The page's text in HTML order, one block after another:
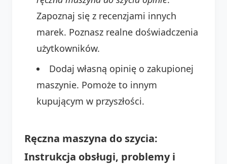
Zapoznaj się z recenzjami innych
marek. Poznasz realne doświadczenia
użytkowników.
Dodaj własną opinię o zakupionej
maszynie. Pomoże to innym
kupującym w przyszłości.
Ręczna maszyna do szycia:
Instrukcja obsługi, problemy i